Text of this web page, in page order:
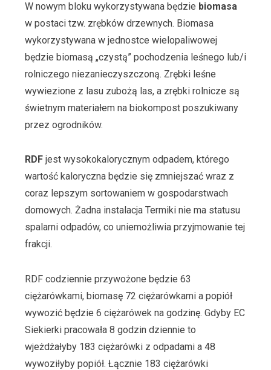
W nowym bloku wykorzystywana będzie biomasa
w postaci tzw. zrębków drzewnych. Biomasa
wykorzystywana w jednostce wielopaliwowej
będzie biomasą „czystą” pochodzenia leśnego lub/i
rolniczego niezanieczyszczoną. Zrębki leśne
wywiezione z lasu zubożą las, a zrębki rolnicze są
świetnym materiałem na biokompost poszukiwany
przez ogrodników.
RDFjest wysokokalorycznym odpadem, którego
wartość kaloryczna będzie się zmniejszać wraz z
coraz lepszym sortowaniem w gospodarstwach
domowych. Żadna instalacja Termiki nie ma statusu
spalarni odpadów, co uniemożliwia przyjmowanie tej
frakcji.
RDF codziennie przywożone będzie 63
ciężarówkami, biomasę 72 ciężarówkami a popiół
wywozić będzie 6 ciężarówek na godzinę. Gdyby EC
Siekierki pracowała 8 godzin dziennie to
wjeżdżałyby 183 ciężarówki z odpadami a 48
wywoziłyby popiół. Łącznie 183 ciężarówki